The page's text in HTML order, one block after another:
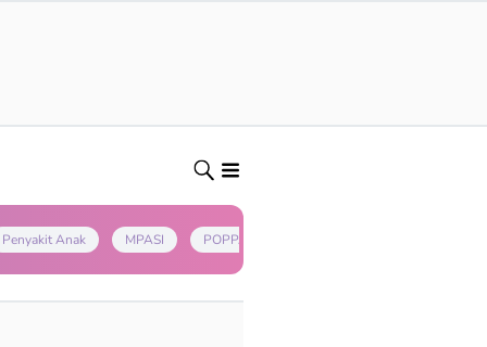
Penyakit Anak MPASI POPPAPA